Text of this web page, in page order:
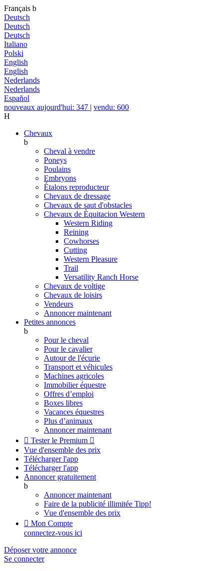
Français b
Deutsch
Deutsch
Deutsch
Italiano
Polski
English
English
Nederlands
Nederlands
Español
nouveaux aujourd'hui: 347 | vendu: 600
H
Chevaux
b
Cheval à vendre
Poneys
Poulains
Embryons
Étalons reproducteur
Chevaux de dressage
Chevaux de saut d'obstacles
Chevaux de Èquitacion Western
Western Riding
Reining
Cowhorses
Cutting
Western Pleasure
Trail
Versatility Ranch Horse
Chevaux de voltige
Chevaux de loisirs
Vendeurs
Annoncer maintenant
Petites annonces
b
Pour le cheval
Pour le cavalier
Autour de l'écurie
Transport et véhicules
Machines agricoles
Immobilier équestre
Offres d’emploi
Boxes libres
Vacances équestres
Plus d’animaux
Annoncer maintenant
 Tester le Premium 
Vue d'ensemble des prix
Télécharger l'app
Télécharger l'app
Annoncer gratuitement
b
Annoncer maintenant
Faire de la publicité illimitée Tipp!
Vue d'ensemble des prix
 Mon Compte
connectez-vous ici
Déposer votre annonce
Se connecter